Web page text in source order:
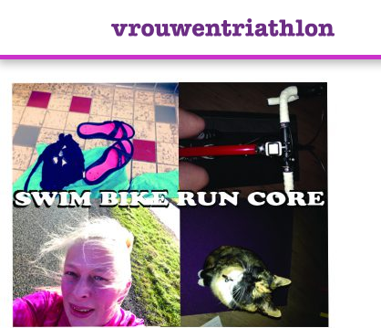
Tag Archive: zwanger